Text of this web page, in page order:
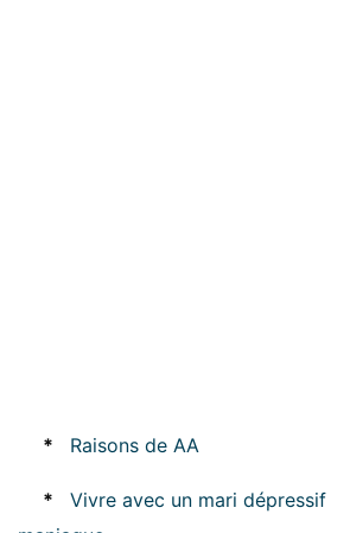
* Raisons de AA
*
Vivre avec un mari dépressif